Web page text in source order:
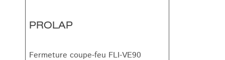
PROLAP
Fermeture coupe-feu FLI-VE90